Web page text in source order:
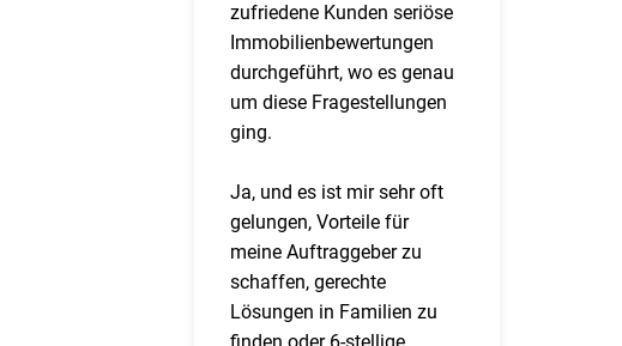
zufriedene Kunden seriöse
Immobilienbewertungen
durchgeführt, wo es genau
um diese Fragestellungen
ging.
Ja, und es ist mir sehr oft
gelungen, Vorteile für
meine Auftraggeber zu
schaffen, gerechte
Lösungen in Familien zu